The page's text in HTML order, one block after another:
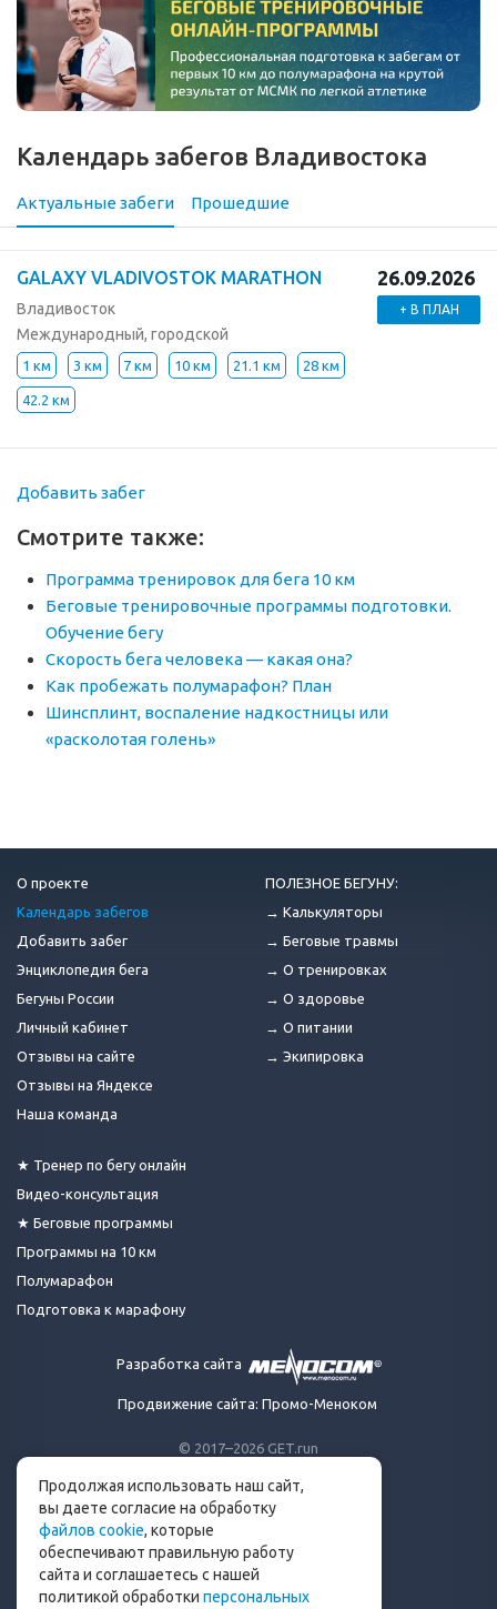
Календарь забегов Владивостока
Актуальные забеги Прошедшие
GALAXY VLADIVOSTOK MARATHON
Владивосток
Международный, городской
1 км 3 км 7 км 10 км 21.1 км 28 км
42.2 км
26.09.2026
+ В ПЛАН
Добавить забег
Смотрите также:
Программа тренировок для бега 10 км
Беговые тренировочные программы подготовки.
Обучение бегу
Скорость бега человека — какая она?
Как пробежать полумарафон? План
Шинсплинт, воспаление надкостницы или
«расколотая голень»
© 2017–2026 GET.run
Сделано с ❤ бегунами
для бегунов
Телеграм-канал Get.run
Беговой чат в Телеграм
info@get.run
О проекте
Календарь забегов
Добавить забег
Энциклопедия бега
Бегуны России
Личный кабинет
Отзывы на сайте
Отзывы на Яндексе
Наша команда
★ Тренер по бегу онлайн
Видео-консультация
★ Беговые программы
Программы на 10 км
Полумарафон
Подготовка к марафону
ПОЛЕЗНОЕ БЕГУНУ:
→ Калькуляторы
→ Беговые травмы
→ О тренировках
→ О здоровье
→ О питании
→ Экипировка
Разработка сайта
Продвижение сайта: Промо-Меноком
Продолжая использовать наш сайт,
вы даете согласие на обработку
файлов cookie, которые
обеспечивают правильную работу
сайта и соглашаетесь с нашей
политикой обработки персональных